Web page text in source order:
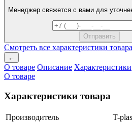
Менеджер свяжется с вами для
Смотреть все характеристики товара
←
О товаре Описание Характеристики
О товаре
Характеристики товара
Производитель
T-